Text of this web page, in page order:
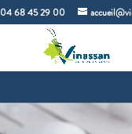
04 68 45 29 00